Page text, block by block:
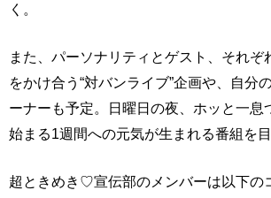
く。
また、パーソナリティとゲスト、それぞ
をかけ合う“対バンライブ”企画や、自分
ーナーも予定。日曜日の夜、ホッと一息
始まる1週間への元気が生まれる番組を目
超ときめき♡宣伝部のメンバーは以下の